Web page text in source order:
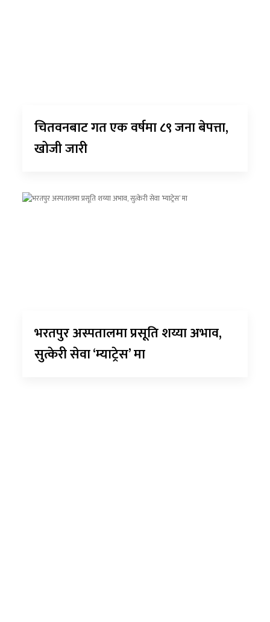
चितवनबाट गत एक वर्षमा ८९ जना बेपत्ता,
खोजी जारी
भरतपुर अस्पतालमा प्रसूति शय्या अभाव,
सुत्केरी सेवा ‘म्याट्रेस’ मा